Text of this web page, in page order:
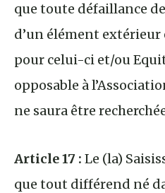
que toute défaillance
d’un élément
pour celui-ci et/ou
opposable à
ne saura être
Article 17 : Le (la)
que tout différend né